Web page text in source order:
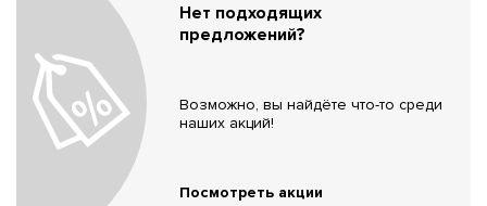
Нет подходящих
предложений?
Возможно, вы найдёте что-то среди
наших акций!
Посмотреть акции